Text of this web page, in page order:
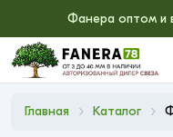
Фанера оптом и
Главная Каталог